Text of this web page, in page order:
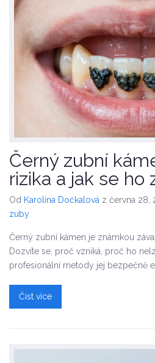
Černý zubní
rizika a jak se ho
Od Karolína Dočkalová z června 28,
zuby
Černý zubní kámen je známkou
Dozvíte se, proč vzniká, proč ho
profesionální metody jej bezpečně
Číst více